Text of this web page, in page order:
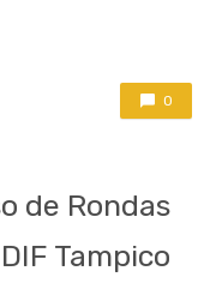
0
de Rondas
Tampico